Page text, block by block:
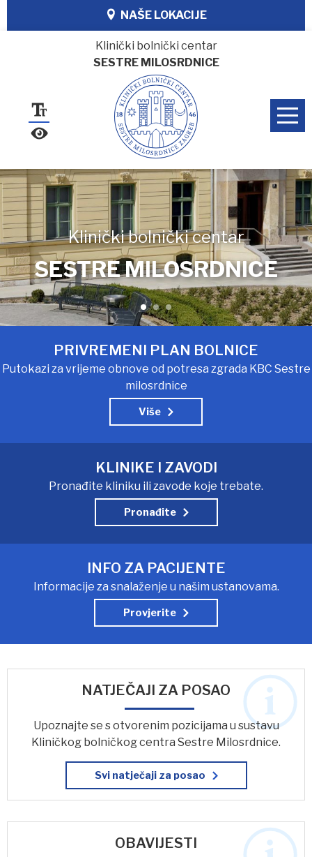
NAŠE LOKACIJE
Klinički bolnički centar
SESTRE MILOSRDNICE
Klinički bolnički centar
SESTRE MILOSRDNICE
PRIVREMENI PLAN BOLNICE
Putokazi za vrijeme obnove od potresa zgrada KBC Sestre
milosrdnice
Više
KLINIKE I ZAVODI
Pronađite kliniku ili zavode koje trebate.
Pronađite
INFO ZA PACIJENTE
Informacije za snalaženje u našim ustanovama.
Provjerite
NATJEČAJI ZA POSAO
Upoznajte se s otvorenim pozicijama u sustavu
Kliničkog bolničkog centra Sestre Milosrdnice.
Svi natječaji za posao
OBAVIJESTI